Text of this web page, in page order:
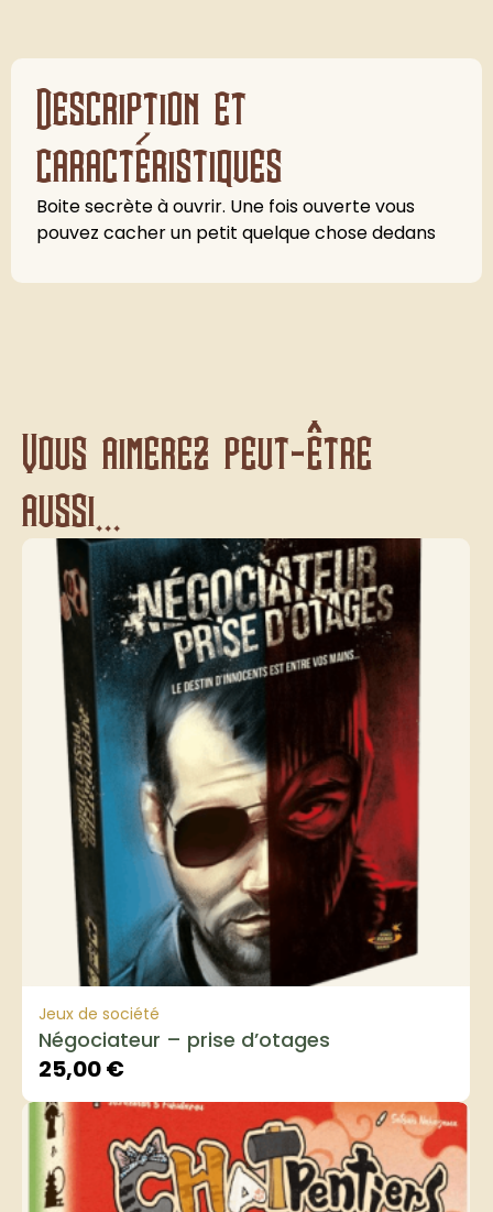
Description et
caractéristiques
Boite secrète à ouvrir. Une fois ouverte vous
pouvez cacher un petit quelque chose dedans
Vous aimerez peut-être
aussi...
Jeux de société
Négociateur – prise d’otages
25,00€